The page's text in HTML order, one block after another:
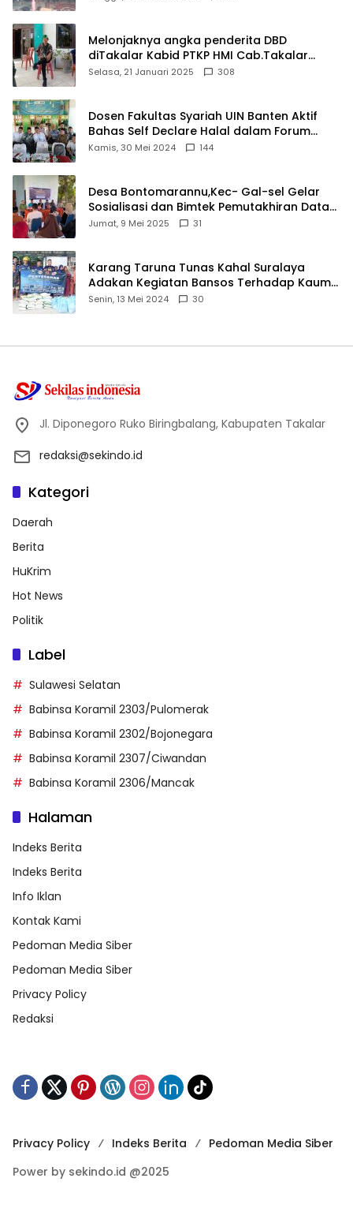
Melonjaknya angka penderita DBD
diTakalar Kabid PTKP HMI Cab.Takalar
angkat bicara
Selasa, 21 Januari 2025 308
Dosen Fakultas Syariah UIN Banten Aktif
Bahas Self Declare Halal dalam Forum
Ijtima Ulama MUI
Kamis, 30 Mei 2024 144
Desa Bontomarannu,Kec- Gal-sel Gelar
Sosialisasi dan Bimtek Pemutakhiran Data
ID
Jumat, 9 Mei 2025 31
Karang Taruna Tunas Kahal Suralaya
Adakan Kegiatan Bansos Terhadap Kaum
Dhuafa dan Anak Yatim-Piatu
Senin, 13 Mei 2024 30
Jl. Diponegoro Ruko Biringbalang, Kabupaten Takalar
redaksi@sekindo.id
Kategori
Daerah
Berita
HuKrim
Hot News
Politik
Label
Sulawesi Selatan
Babinsa Koramil 2303/Pulomerak
Babinsa Koramil 2302/Bojonegara
Babinsa Koramil 2307/Ciwandan
Babinsa Koramil 2306/Mancak
Halaman
Indeks Berita
Indeks Berita
Info Iklan
Kontak Kami
Pedoman Media Siber
Pedoman Media Siber
Privacy Policy
Redaksi
Privacy Policy Indeks Berita
Pedoman Media Siber
Power by sekindo.id @2025